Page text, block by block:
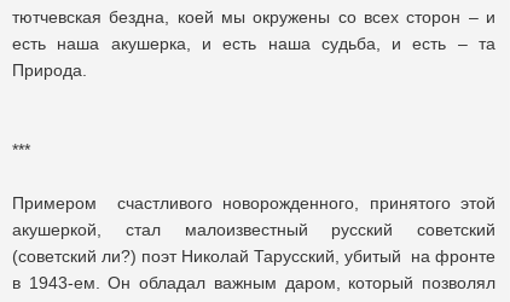
тютчевская бездна, коей мы окружены со всех сторон – и
есть наша акушерка, и есть наша судьба, и есть – та
Природа.
***
Примером счастливого новорожденного, принятого этой
акушеркой, стал малоизвестный русский советский
(советский ли?) поэт Николай Тарусский, убитый на фронте
в 1943-ем. Он обладал важным даром, который позволял